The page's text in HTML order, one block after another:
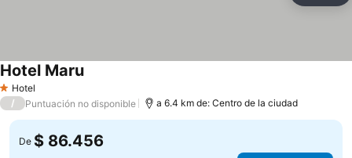
1 Estrellas
Hotel
Hotel Maru
/ Puntuación no disponible a 6.4 km de: Centro de la ciudad
De $ 86.456